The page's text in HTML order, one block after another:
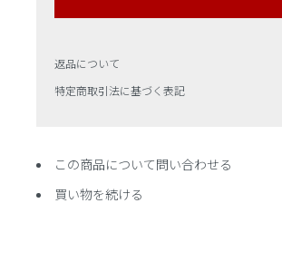
返品について
特定商取引法に基づく表記
この商品について問い合わせる
買い物を続ける